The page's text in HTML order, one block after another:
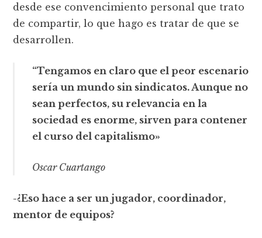
desde ese convencimiento personal que trato
de compartir, lo que hago es tratar de que se
desarrollen.
“Tengamos en claro que el peor escenario
sería un mundo sin sindicatos. Aunque no
sean perfectos, su relevancia en la
sociedad es enorme, sirven para contener
el curso del capitalismo»
Oscar Cuartango
-¿Eso hace a ser un jugador, coordinador,
mentor de equipos?